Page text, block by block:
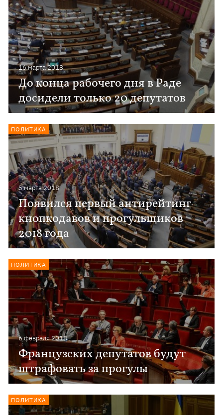
16 марта 2018
До конца рабочего дня в Раде
досидели только 20 депутатов
5 марта 2018
Появился первый антирейтинг
кнопкодавов и прогульщиков
2018 года
ПОЛИТИКА
6 февраля 2018
Французских депутатов будут
штрафовать за прогулы
ПОЛИТИКА
ПОЛИТИКА